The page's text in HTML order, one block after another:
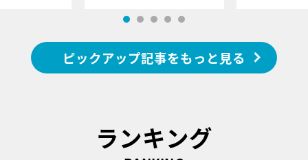
ピックアップ記事をもっと見る
ランキング